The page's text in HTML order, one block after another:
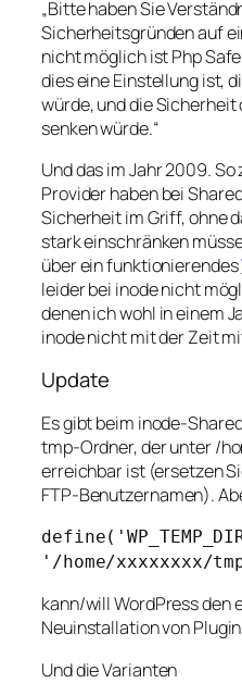
„Bitte haben Sie
Sicherheitsgründen auf
nicht möglich ist Php
dies eine Einstellung ist,
würde, und die
senken würde.“
Und das im Jahr 2009.
Provider haben bei
Sicherheit im Griff, ohne
stark einschränken
über ein funktionierendes
leider bei inode nicht
denen ich wohl in einem
inode nicht mit der Zeit
Update
Es gibt beim inode-
tmp-Ordner, der unter /
erreichbar ist (ersetzen
FTP-Benutzernamen).
'/home/xxxxxxxx/
kann/will WordPress den
Neuinstallation von
Und die Varianten